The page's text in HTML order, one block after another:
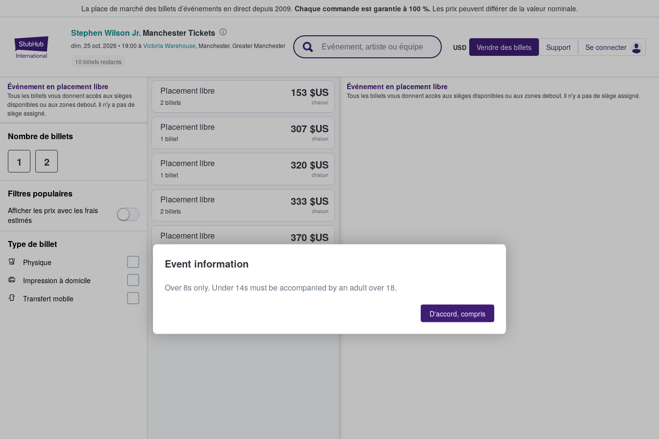
La place de marché des billets d’événements en direct depuis 2009. Chaque commande est garantie à 100 %. Les prix peuvent différer de la valeur nominale.
StubHub - Où les fans achètent et vendent des billets
Stephen Wilson Jr. Manchester Tickets
dim. 25 oct. 2026 • 19:00 à Victoria Warehouse, Manchester, Greater Manchester
10 billets restants
USD Vendre des billets Support Se connecter
Placement libre
2 billets
153 $US
chacun
Placement libre
1 billet
307 $US
chacun
Placement libre
1 billet
320 $US
chacun
Placement libre
2 billets
333 $US
chacun
Placement libre
1 - 2 billets
370 $US
2 billets chacun
Événement en placement libre
Tous les billets vous donnent accès aux sièges disponibles ou aux zones debout. Il n'y a pas de siège assigné.
Événement en placement libre
Tous les billets vous donnent accès aux sièges
disponibles ou aux zones debout. Il n'y a pas de
siège assigné.
Nombre de billets
1 2
Filtres populaires
Afficher les prix avec les frais
estimés
Type de billet
Physique
Impression à domicile
Transfert mobile
Event information
Over 8s only. Under 14s must be accompanied by an adult over 18.
D'accord, compris